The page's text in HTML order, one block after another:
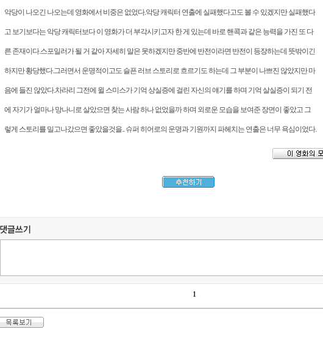
악당이 나오긴 나오는데 영화에서 비중은 없었다.악당 캐릭터 연출에 실패했다고도 볼 수 있겠지만 실패했다
고 보기보다는 악당 캐릭터보다 이 영화가 더 부각시키고자 한 게 있는데 바로 핸콕과 같은 능력을 가진 또 다
른 존재이다.스포일러가 될 거 같아 자세히 말은 못하겠지만 중반에 반전이라면 반전이 등장하는데 뜻밖이긴
하지만 황당했다.그러면서 운명적이고도 슬픈 러브 스토리로 흐르기도 하는데 그 부분이 나쁘진 않았지만 마
음에 들진 않았다.차라리 그전에 윌 스미스가 기억 상실증에 걸린 자신의 얘기를 하며 기억 살실증이 되기 전
에 자기가 얼마나 망나니로 살았으면 찾는 사람 하나 없었을까 하며 외로운 모습을 보여준 장면이 좋았고 그
렇게 스토리를 밀고나갔으면 좋았을것을.. 슈퍼 히어로의 운명과 기원까지 파헤치는 연출은 너무 욕심이었다.
1